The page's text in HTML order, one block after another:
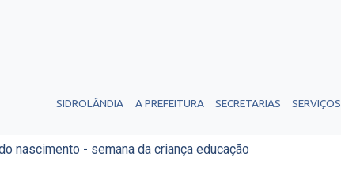
SIDROLÂNDIA A PREFEITURA SECRETARIAS SERVIÇOS
nascimento - semana da criança educação